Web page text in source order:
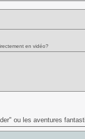
en vidéo?
ou les aventures